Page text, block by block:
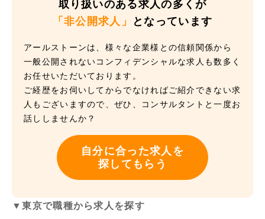
取り扱いのある求人の多くが
「非公開求人」
となっています
アールストーンは、様々な企業様との信頼関係から
一般公開されないコンフィデンシャルな求人も数多く
お任せいただいております。
ご経歴をお伺いしてからでなければご紹介できない求
人もございますので、ぜひ、コンサルタントと一度お
話ししませんか？
自分に合った求人を
探してもらう
▼東京で職種から求人を探す